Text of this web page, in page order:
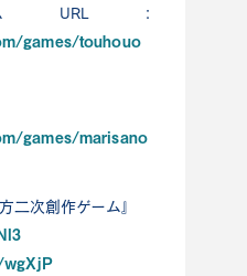
：
games/touhouo
games/marisano
二次創作ゲーム』